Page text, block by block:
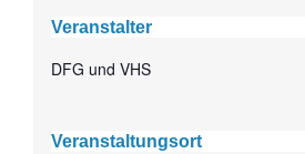
Veranstalter
DFG und VHS
Veranstaltungsort